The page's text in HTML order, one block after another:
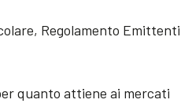
Regolamento Emittenti
quanto attiene ai mercati